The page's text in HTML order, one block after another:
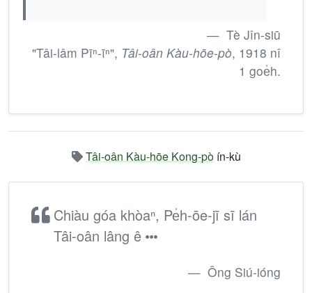
Tè Jîn-siū
"Tâi-lâm Pīⁿ-īⁿ", Tâi-oân Kàu-hōe-pò, 1918 nî
1 goe̍h.
Tâi-oân Kàu-hōe Kong-pòín-kù
Chiàu góa khòaⁿ, Pe̍h-ōe-jī sī lán
Tâi-oân lâng ê
Ông Siú-ióng